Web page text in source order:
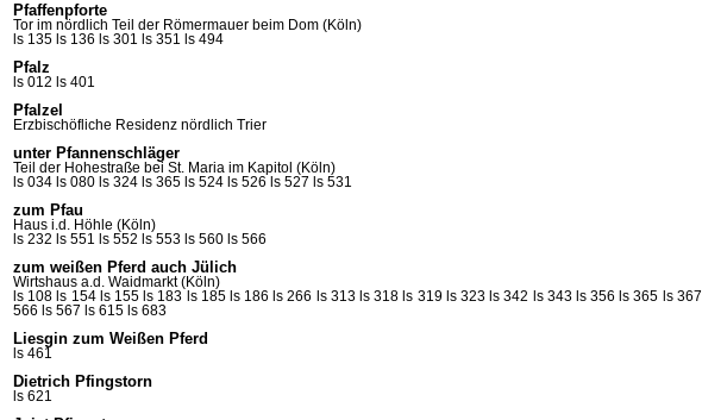
Pfaffenpforte
Tor im nördlich Teil der Römermauer beim Dom (Köln)
ls 135 ls 136 ls 301 ls 351 ls 494
Pfalz
ls 012 ls 401
Pfalzel
Erzbischöfliche Residenz nördlich Trier
unter Pfannenschläger
Teil der Hohestraße bei St. Maria im Kapitol (Köln)
ls 034 ls 080 ls 324 ls 365 ls 524 ls 526 ls 527 ls 531
zum Pfau
Haus i.d. Höhle (Köln)
ls 232 ls 551 ls 552 ls 553 ls 560 ls 566
zum weißen Pferd auch Jülich
Wirtshaus a.d. Waidmarkt (Köln)
ls 108 ls 154 ls 155 ls 183 ls 185 ls 186 ls 266 ls 313 ls 318 ls 319 ls 323 ls 342 ls 343 ls 356 ls 365 ls 367
566 ls 567 ls 615 ls 683
Liesgin zum Weißen Pferd
ls 461
Dietrich Pfingstorn
ls 621